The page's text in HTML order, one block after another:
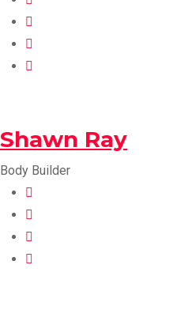
Shawn Ray
Body Builder